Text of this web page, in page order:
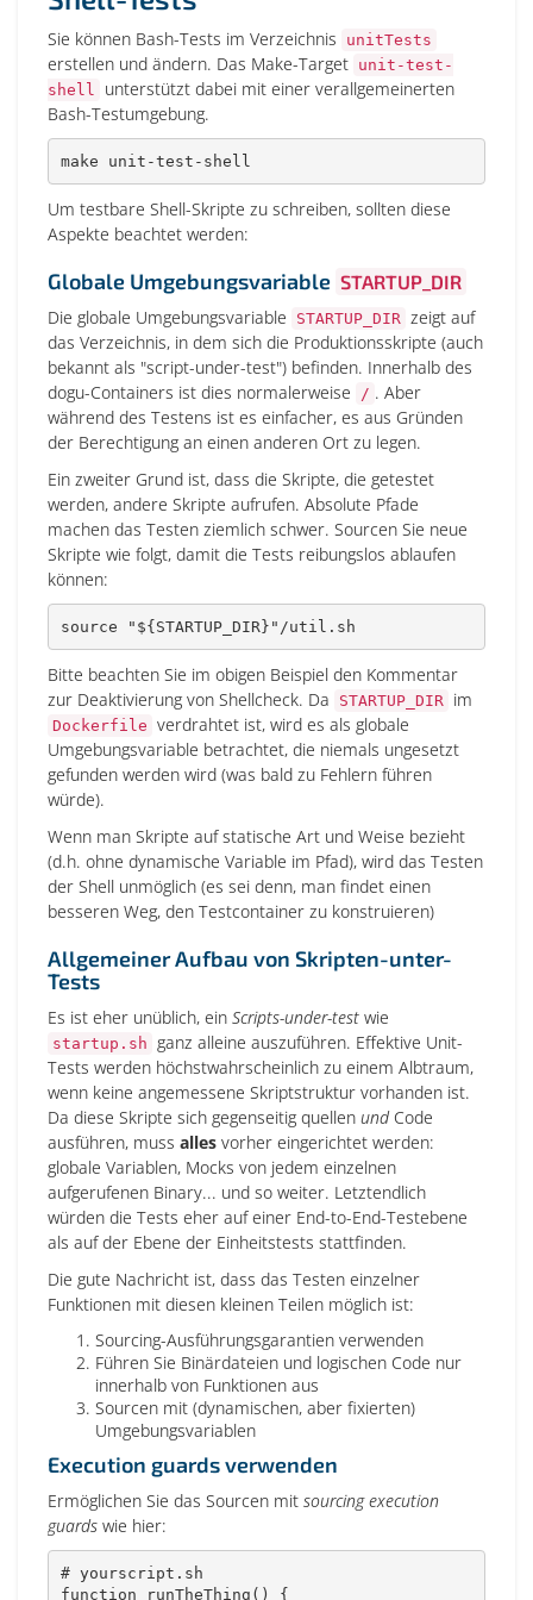
Sie können Bash-Tests im Verzeichnis unitTests
erstellen und ändern. Das Make-Target unit-test-
shell
unterstützt dabei mit einer verallgemeinerten
Bash-Testumgebung.
make unit-test-shell
Um testbare Shell-Skripte zu schreiben, sollten diese
Aspekte beachtet werden:
Globale Umgebungsvariable STARTUP_DIR
Die globale Umgebungsvariable
STARTUP_DIR zeigt auf
das Verzeichnis, in dem sich die Produktionsskripte (auch
bekannt als "script-under-test") befinden. Innerhalb des
dogu-Containers ist dies normalerweise
/ . Aber
während des Testens ist es einfacher, es aus Gründen
der Berechtigung an einen anderen Ort zu legen.
Ein zweiter Grund ist, dass die Skripte, die getestet
werden, andere Skripte aufrufen. Absolute Pfade
machen das Testen ziemlich schwer. Sourcen Sie neue
Skripte wie folgt, damit die Tests reibungslos ablaufen
können:
source " ${STARTUP_DIR} " /util.sh
Bitte beachten Sie im obigen Beispiel den Kommentar
zur Deaktivierung von Shellcheck. Da
STARTUP_DIR im
Dockerfile verdrahtet ist, wird es als globale
Umgebungsvariable betrachtet, die niemals ungesetzt
gefunden werden wird (was bald zu Fehlern führen
würde).
Wenn man Skripte auf statische Art und Weise bezieht
(d.h. ohne dynamische Variable im Pfad), wird das Testen
der Shell unmöglich (es sei denn, man findet einen
besseren Weg, den Testcontainer zu konstruieren)
Allgemeiner Aufbau von Skripten-unter-
Tests
Es ist eher unüblich, ein Scripts-under-test wie
startup.sh ganz alleine auszuführen. Effektive Unit-
Tests werden höchstwahrscheinlich zu einem Albtraum,
wenn keine angemessene Skriptstruktur vorhanden ist.
Da diese Skripte sich gegenseitig quellen undCode
ausführen, muss alles vorher eingerichtet werden:
globale Variablen, Mocks von jedem einzelnen
aufgerufenen Binary... und so weiter. Letztendlich
würden die Tests eher auf einer End-to-End-Testebene
als auf der Ebene der Einheitstests stattfinden.
Die gute Nachricht ist, dass das Testen einzelner
Funktionen mit diesen kleinen Teilen möglich ist:
Sourcing-Ausführungsgarantien verwenden
Führen Sie Binärdateien und logischen Code nur
innerhalb von Funktionen aus
Sourcen mit (dynamischen, aber fixierten)
Umgebungsvariablen
Execution guards verwenden
Ermöglichen Sie das Sourcen mit sourcing execution
guards wie hier:
# yourscript.sh
function
runTheThing ( ) {